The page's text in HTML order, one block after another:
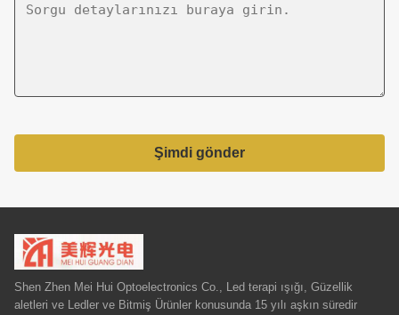
Şimdi gönder
Shen Zhen Mei Hui Optoelectronics Co., Led terapi ışığı, Güzellik
aletleri ve Ledler ve Bitmiş Ürünler konusunda 15 yılı aşkın süredir